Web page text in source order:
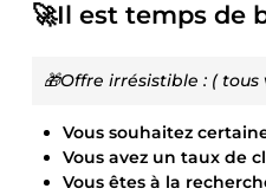
🚀Il est temps de
🎁Offre irrésistible : (
Vous souhaitez
Vous avez un taux de
Vous êtes à la